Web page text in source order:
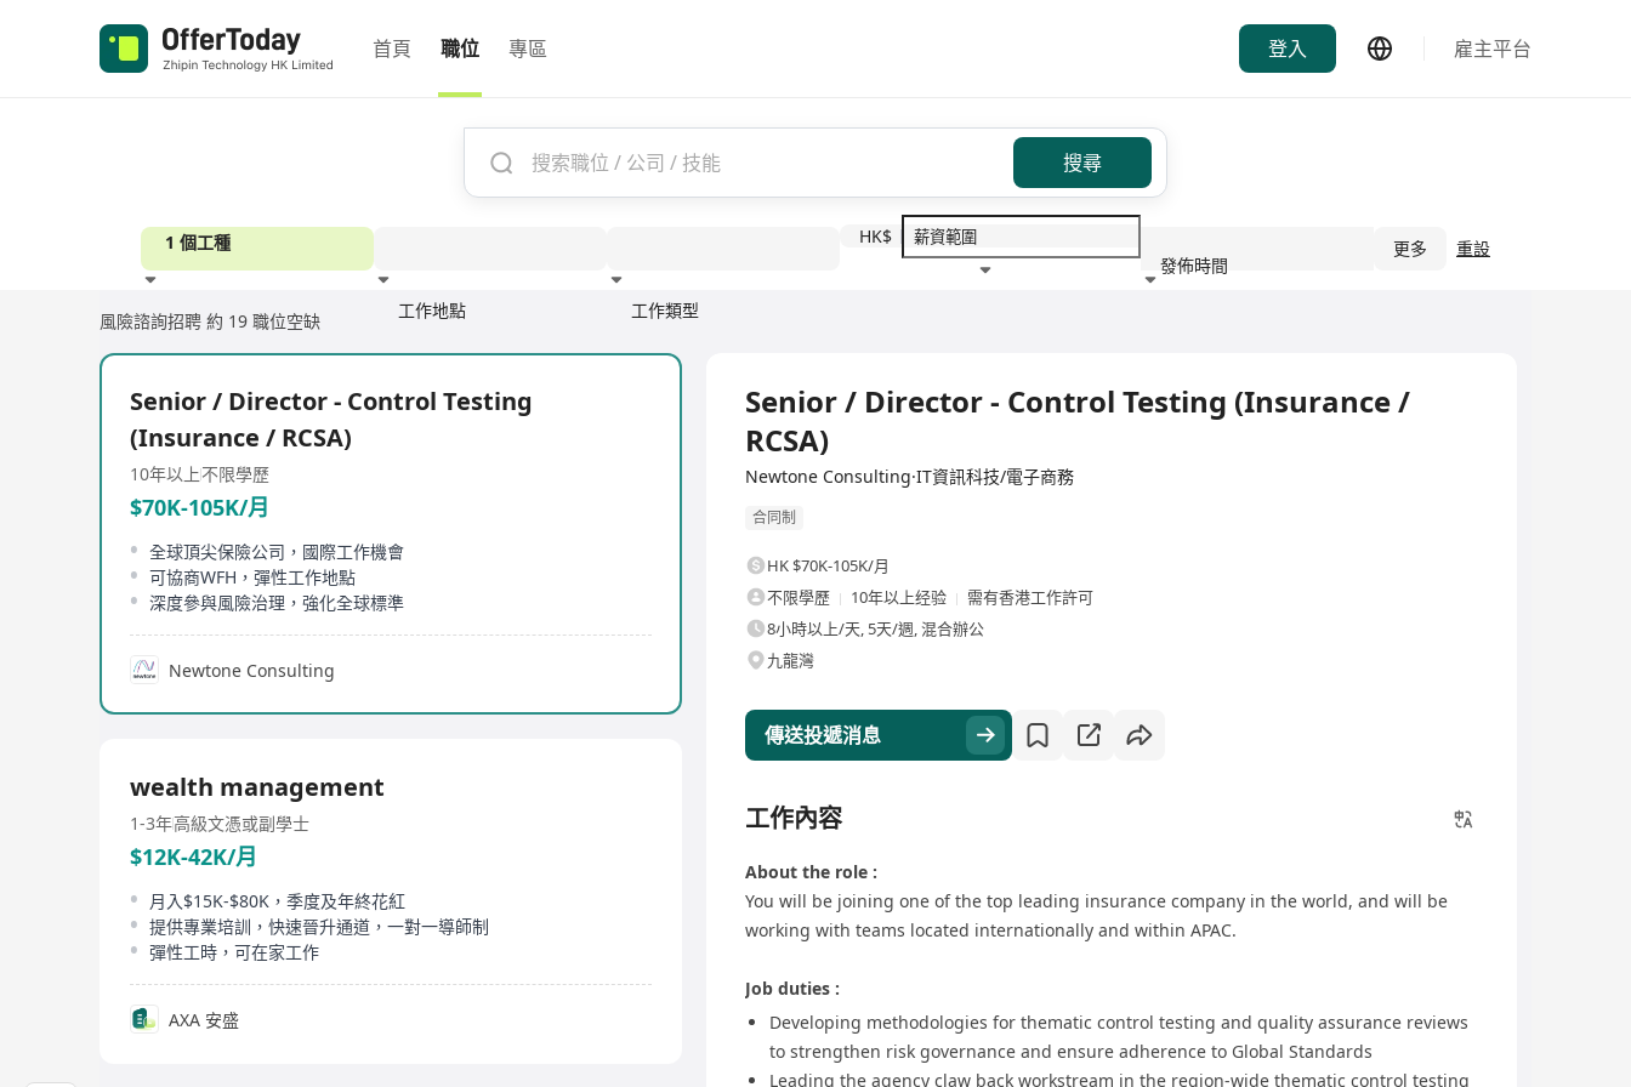
首頁 職位 專區 登入 雇主平台
搜尋
1 個工種
工作地點 工作類型
HK$
發佈時間
更多 重設
風險諮詢招聘 約 19 職位空缺
Senior / Director - Control Testing
(Insurance / RCSA)
10年以上不限學歷
$70K-105K/月
全球頂尖保險公司，國際工作機會
可協商WFH，彈性工作地點
深度參與風險治理，強化全球標準
Newtone Consulting
wealth management
1-3年高級文憑或副學士
$12K-42K/月
月入$15K-$80K，季度及年終花紅
提供專業培訓，快速晉升通道，一對一導師制
彈性工時，可在家工作
AXA 安盛
Senior / Director - Control Testing (Insurance /
RCSA)
Newtone Consulting·IT資訊科技/電子商務
合同制
HK $70K-105K/月
不限學歷
10年以上经验
需有香港工作許可
8小時以上/天, 5天/週, 混合辦公
九龍灣
傳送投遞消息
工作內容
About the role :
You will be joining one of the top leading insurance company in the world, and will be
working with teams located internationally and within APAC.
Job duties :
Developing methodologies for thematic control testing and quality assurance reviews
to strengthen risk governance and ensure adherence to Global Standards
Leading the agency claw back workstream in the region-wide thematic control testing